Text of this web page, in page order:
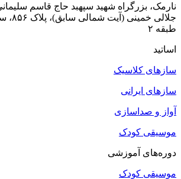
نارمک، بزرگراه شهید سپهبد حاج قاسم
جلالی
طبقه ۲
اساتید
سازهای کلاسیک
سازهای ایرانی
آواز و صداسازی
موسیقی کودک
دوره‌های آموزشی
موسیقی کودک